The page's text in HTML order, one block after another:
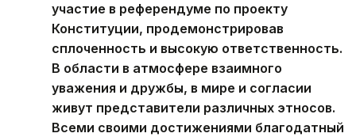
участие в референдуме по проекту
Конституции, продемонстрировав
сплоченность и высокую ответственность.
В области в атмосфере взаимного
уважения и дружбы, в мире и согласии
живут представители различных этносов.
Всеми своими достижениями благодатный